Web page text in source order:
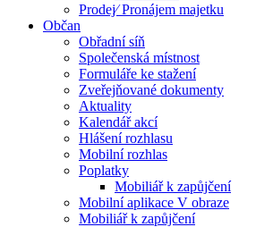
Prodej⁄ Pronájem majetku
Občan
Obřadní síň
Společenská místnost
Formuláře ke stažení
Zveřejňované dokumenty
Aktuality
Kalendář akcí
Hlášení rozhlasu
Mobilní rozhlas
Poplatky
Mobiliář k zapůjčení
Mobilní aplikace V obraze
Mobiliář k zapůjčení